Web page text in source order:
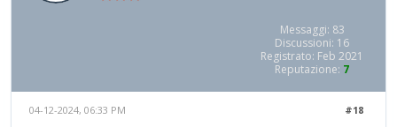
Messaggi: 83
Discussioni: 16
Registrato: Feb 2021
Reputazione: 7
#18
04-12-2024, 06:33 PM